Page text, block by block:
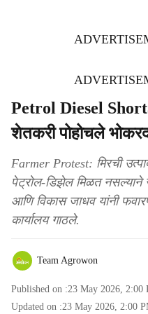
Petrol Diesel
शेतकरी पोहोचले
Farmer Protest: मिरची
पेट्रोल-डिझेल मिळत नसल्याने
आणि विकास जाधव यांनी
कार्यालय गाठले.
Team Agrowon
Published on :23 May 2026, 2:00
Updated on :23 May 2026, 2:00